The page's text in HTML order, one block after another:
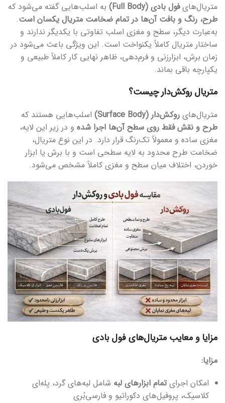
متریال‌هایفول بادی (Full Body)
به اسلب‌هایی گفته می‌شود که
طرح، رنگ و بافت آن‌ها در تمام ضخامت متریال یکسان است.
به‌عبارت دیگر، سطح و مغزی اسلب تفاوتی با یکدیگر ندارند و
ساختار متریال کاملاً یکنواخت است. این ویژگی باعث می‌شود در
زمان برش، ابزارزنی و فرم‌دهی، ظاهر نهایی کار کاملاً طبیعی و
یکپارچه باقی بماند.
متریال روکش‌دار چیست؟
متریال‌های روکش‌دار (Surface Body)
اسلب‌هایی هستند که
طرح و نقش فقط روی سطح آن‌ها اجرا شده و در زیر این لایه،
مغزی ساده و معمولاً تک‌رنگ قرار دارد. در این نوع متریال،
ضخامت طرح محدود به لایه سطحی است و با برش یا ابزار
خوردن، اختلاف میان سطح و مغزی کاملاً مشخص می‌شود.
مزایا و معایب متریال‌های فول بادی
مزایا:
امکان اجرای تمام ابزارهای لبه شامل لبه‌های گرد، پله‌ای
کلاسیک، پروفیل‌های دکوراتیو و فارسی‌بُری